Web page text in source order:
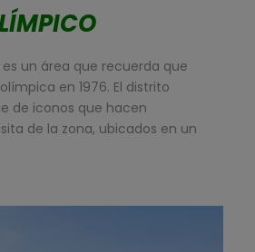
un área que recuerda que
en 1976. El distrito
de iconos que hacen
de la zona, ubicados en un